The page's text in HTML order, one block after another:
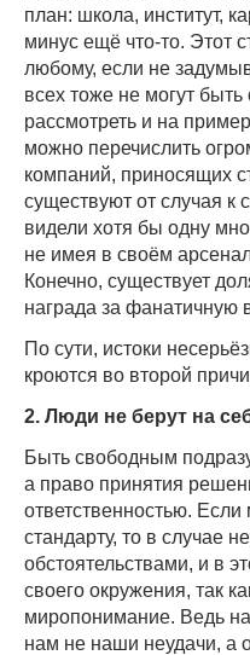
план: школа, институт,
минус ещё что-то. Этот
любому, если не
всех тоже не могут
рассмотреть и на
можно перечислить
компаний, приносящих
существуют от случая
видели хотя бы одну
не имея в своём
Конечно, существует
награда за фанатичную
По сути, истоки
кроются во второй
2. Люди не берут на
Быть свободным
а право принятия
ответственностью.
стандарту, то в случае
обстоятельствами, и в
своего окружения, так
миропонимание. Ведь
нам не наши неудачи, а